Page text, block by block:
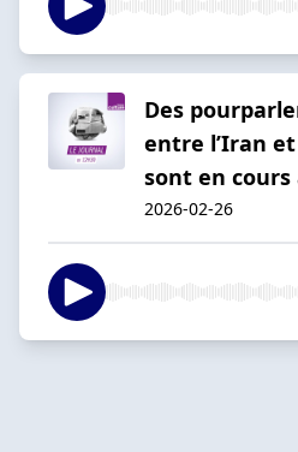
Des
entre l’Iran
sont en cours
2026-02-26